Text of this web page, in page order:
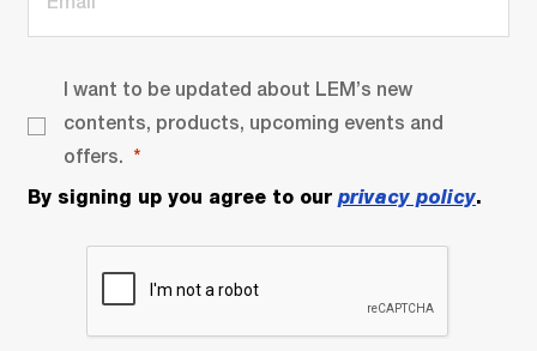
I want to be updated about LEM’s new
contents, products, upcoming events and
offers.
By signing up you agree to our privacy policy.